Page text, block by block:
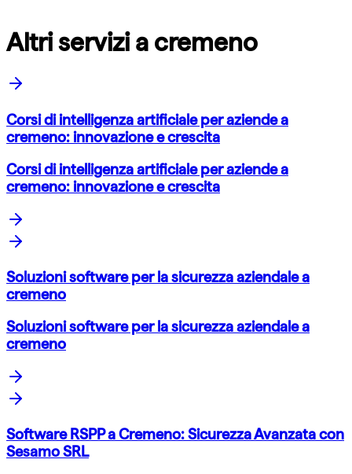
Altri servizi a cremeno
Corsi di intelligenza artificiale per aziende a
cremeno: innovazione e crescita
Corsi di intelligenza artificiale per aziende a
cremeno: innovazione e crescita
Soluzioni software per la sicurezza aziendale a
cremeno
Soluzioni software per la sicurezza aziendale a
cremeno
Software RSPP a Cremeno: Sicurezza Avanzata con
Sesamo SRL